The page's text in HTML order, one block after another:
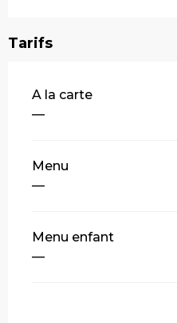
Tarifs
Tarifs 2026
A la carte
—
Menu
—
Menu enfant
—